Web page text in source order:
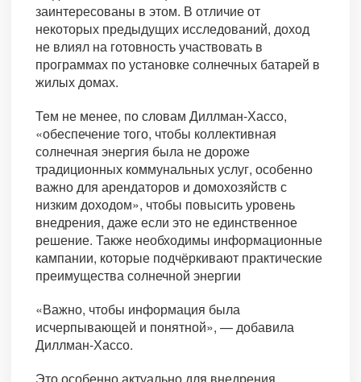
заинтересованы в этом. В отличие от
некоторых предыдущих исследований, доход
не влиял на готовность участвовать в
программах по установке солнечных батарей в
жилых домах.
Тем не менее, по словам Диллман-Хассо,
«обеспечение того, чтобы коллективная
солнечная энергия была не дороже
традиционных коммунальных услуг, особенно
важно для арендаторов и домохозяйств с
низким доходом», чтобы повысить уровень
внедрения, даже если это не единственное
решение. Также необходимы информационные
кампании, которые подчёркивают практические
преимущества солнечной энергии
«Важно, чтобы информация была
исчерпывающей и понятной», — добавила
Диллман-Хассо.